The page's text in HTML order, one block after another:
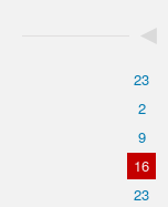
◄
23
2
9
16
23